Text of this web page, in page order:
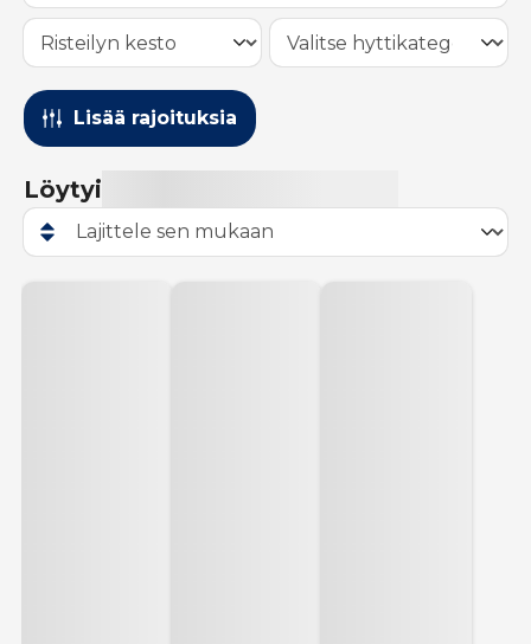
Lisää rajoituksia
Löytyi